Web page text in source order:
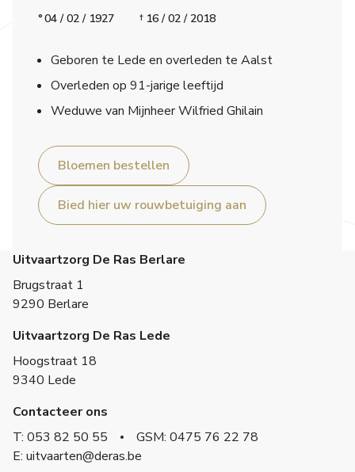
04 / 02 / 1927 16 / 02 / 2018
Geboren te Lede en overleden te Aalst
Overleden op 91-jarige leeftijd
Weduwe van Mijnheer Wilfried Ghilain
Bloemen bestellen
Bied hier uw rouwbetuiging aan
Uitvaartzorg De Ras Berlare
Brugstraat 1
9290 Berlare
Uitvaartzorg De Ras Lede
Hoogstraat 18
9340 Lede
Contacteer ons
T: 053 82 50 55
GSM: 0475 76 22 78
E: uitvaarten@deras.be